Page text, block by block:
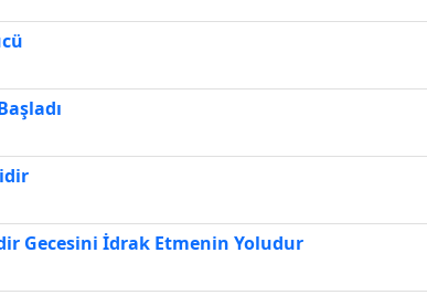
Gecesini İdrak Etmenin Yoludur